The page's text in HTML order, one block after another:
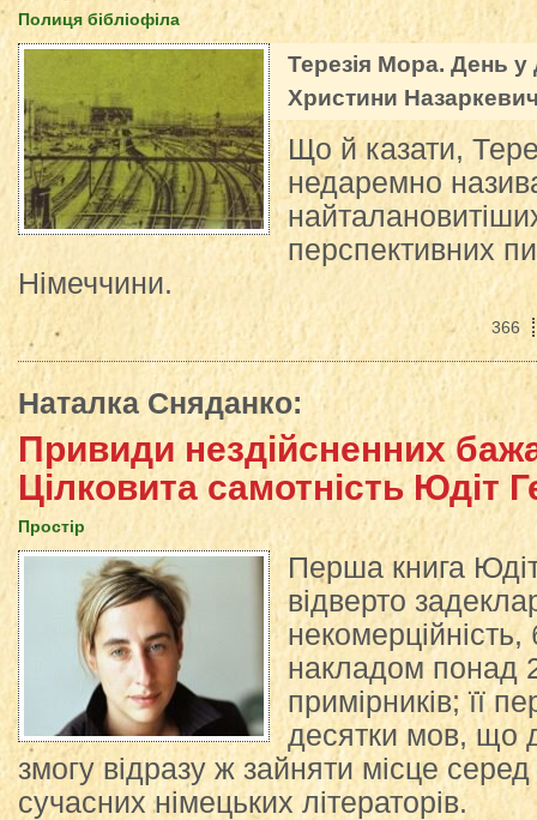
Полиця бібліофіла
Терезія Мора. День у
Христини
Що й казати,
недаремно
перспективних
Німеччини.
366
Наталка Сняданко:
Привиди нездійсненних
Цілковита самотність Юдіт
Простір
Перша книга
відверто
накладом понад
примірників; її
десятки мов, що
змогу відразу ж зайняти місце
сучасних німецьких літераторів.